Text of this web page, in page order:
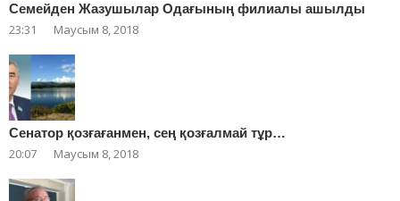
Cемейден Жазушылар Одағының филиалы ашылды
23:31 Маусым 8, 2018
Сенатор қозғағанмен, сең қозғалмай тұр…
20:07 Маусым 8, 2018